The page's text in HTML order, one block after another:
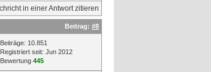
Beitrag: #8
Beiträge: 10.851
Registriert seit: Jun 2012
Bewertung 445